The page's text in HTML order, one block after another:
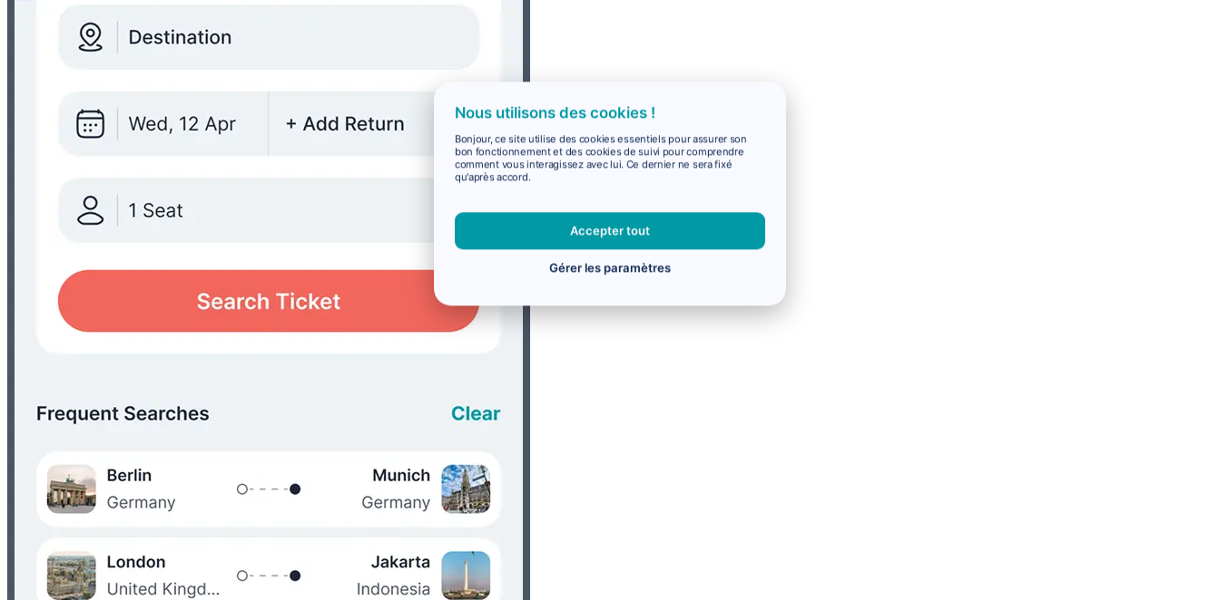
Nous utilisons des cookies !
Bonjour, ce site utilise des cookies essentiels pour assurer son
bon fonctionnement et des cookies de suivi pour comprendre
comment vous interagissez avec lui. Ce dernier ne sera fixé
qu'après accord.
Accepter tout
Gérer les paramètres